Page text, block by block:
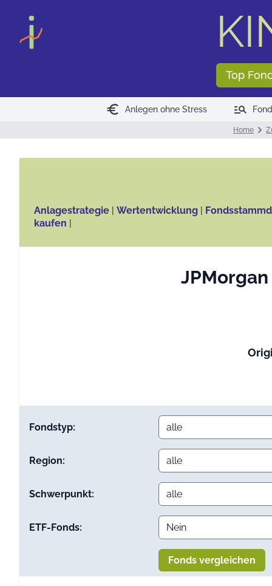
Top
euro Anlegen ohne Stress manage_search
Home
Anlagestrategie | Wertentwicklung |
kaufen |
JPMorgan
Fondstyp:
Region:
Schwerpunkt:
ETF-Fonds:
Fonds vergleichen